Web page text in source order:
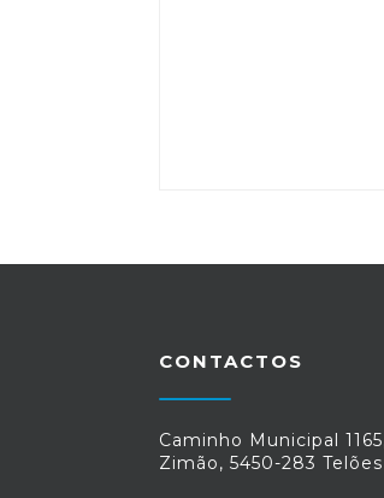
CONTACTOS
Caminho Municipal
Zimão, 5450-283 Telões